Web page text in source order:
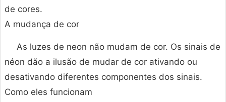
de cores.
A mudança de cor
As luzes de neon não mudam de cor. Os sinais de
néon dão a ilusão de mudar de cor ativando ou
desativando diferentes componentes dos sinais.
Como eles funcionam